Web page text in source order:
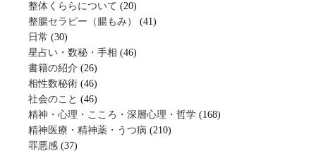
整体くららについて (20)
整腸セラピー（腸もみ）
(41)
日常 (30)
星占い・数秘・手相 (46)
書籍の紹介 (26)
相性数秘術 (46)
社会のこと (46)
精神・心理・こころ・深層心理・哲学 (168)
精神医療・精神薬・うつ病 (210)
罪悪感 (37)